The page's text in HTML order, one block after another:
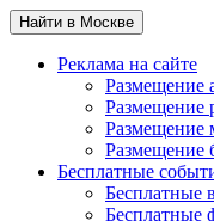
Найти в Москве
Реклама на сайте
Размещение
Размещение
Размещение
Размещение
Бесплатные
Бесплатные
Бесплатные